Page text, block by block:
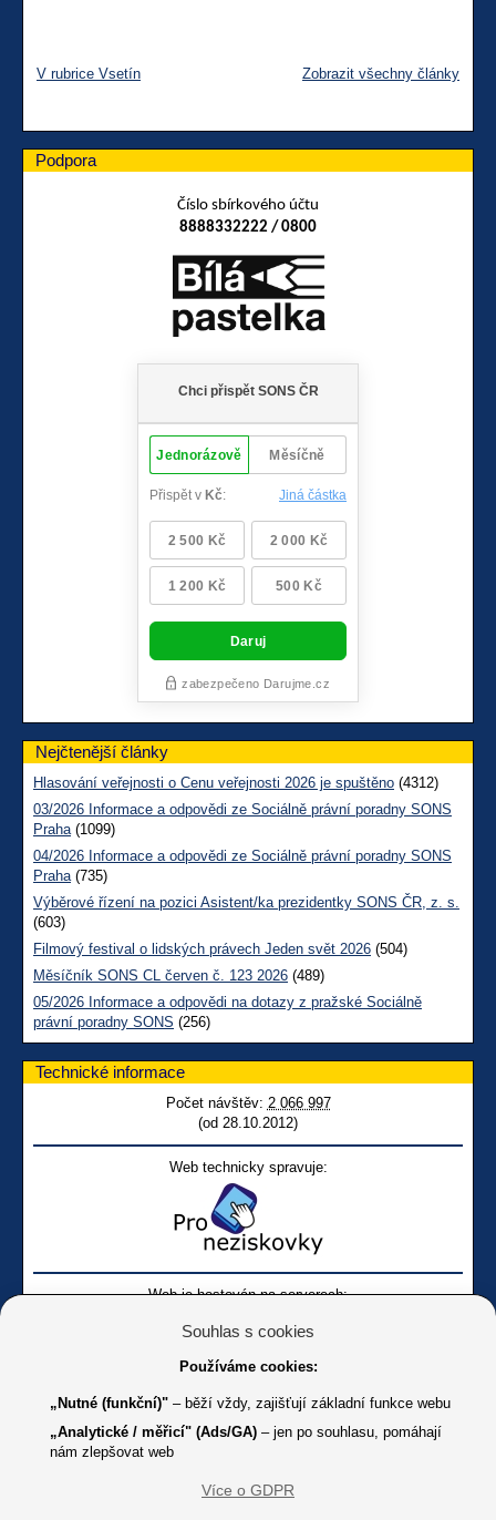
V rubrice Vsetín Zobrazit všechny články
Podpora
Číslo sbírkového účtu
8888332222 / 0800
Nejčtenější články
Hlasování veřejnosti o Cenu veřejnosti 2026 je spuštěno (4312)
03/2026 Informace a odpovědi ze Sociálně právní poradny SONS
Praha(1099)
04/2026 Informace a odpovědi ze Sociálně právní poradny SONS
Praha(735)
Výběrové řízení na pozici Asistent/ka prezidentky SONS ČR, z. s.
(603)
Filmový festival o lidských právech Jeden svět 2026 (504)
Měsíčník SONS CL červen č. 123 2026 (489)
05/2026 Informace a odpovědi na dotazy z pražské Sociálně
právní poradny SONS (256)
Technické informace
Počet návštěv: 2 066 997
(od 28.10.2012)
Web technicky spravuje:
Web je hostován na serverech:
Online
Youtube SONS
Souhlas s cookies
Používáme cookies:
„Nutné (funkční)" – běží vždy, zajišťují základní funkce webu
„Analytické / měřicí" (Ads/GA) – jen po souhlasu, pomáhají
nám zlepšovat web
Více o GDPR